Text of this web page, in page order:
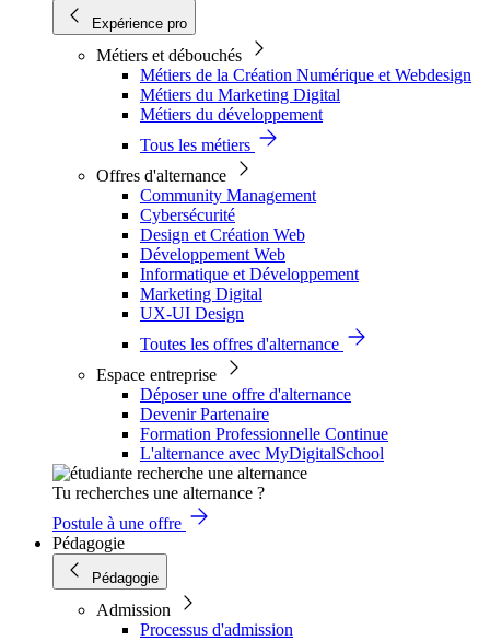
Expérience pro
Métiers et débouchés
Métiers de la Création Numérique et Webdesign
Métiers du Marketing Digital
Métiers du développement
Tous les métiers
Offres d'alternance
Community Management
Cybersécurité
Design et Création Web
Développement Web
Informatique et Développement
Marketing Digital
UX-UI Design
Toutes les offres d'alternance
Espace entreprise
Déposer une offre d'alternance
Devenir Partenaire
Formation Professionnelle Continue
L'alternance avec MyDigitalSchool
Tu recherches une alternance ?
Postule à une offre
Pédagogie
Pédagogie
Admission
Processus d'admission